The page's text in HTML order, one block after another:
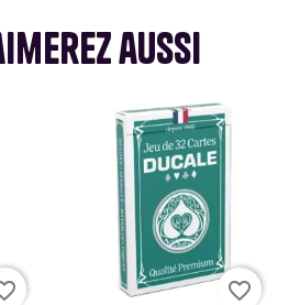
aussi
favorite_border